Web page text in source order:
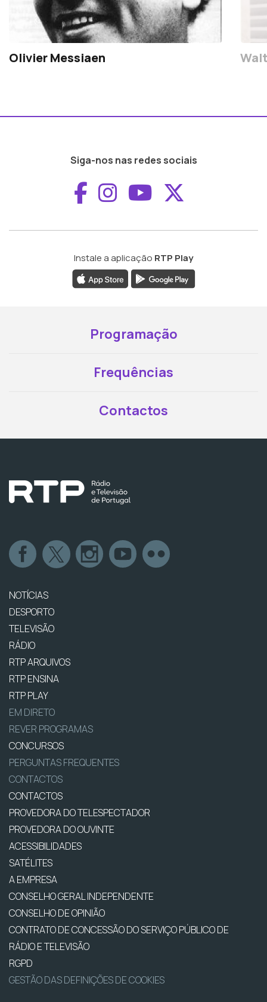
Olivier Messiaen
Siga-nos nas redes sociais
Aceder ao
Aceder ao
Aceder ao
Instale a aplicação RTP Play
Programação
Frequências
Contactos
NOTÍCIAS
DESPORTO
TELEVISÃO
RÁDIO
RTP ARQUIVOS
RTP ENSINA
RTP PLAY
EM DIRETO
REVER PROGRAMAS
CONCURSOS
PERGUNTAS FREQUENTES
CONTACTOS
CONTACTOS
PROVEDORA DO TELESPECTADOR
PROVEDORA DO OUVINTE
ACESSIBILIDADES
SATÉLITES
A EMPRESA
CONSELHO GERAL INDEPENDENTE
CONSELHO DE OPINIÃO
CONTRATO DE CONCESSÃO DO SERVIÇO PÚBLICO DE
RÁDIO E TELEVISÃO
RGPD
GESTÃO DAS DEFINIÇÕES DE COOKIES